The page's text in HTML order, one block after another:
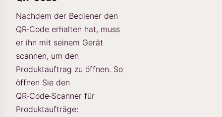
Nachdem der Bediener den
QR‑Code erhalten hat, muss
er ihn mit seinem Gerät
scannen, um den
Produktauftrag zu öffnen. So
öffnen Sie den
QR‑Code‑Scanner für
Produktaufträge: